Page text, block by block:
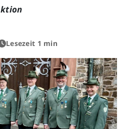
Lesezeit 1 min